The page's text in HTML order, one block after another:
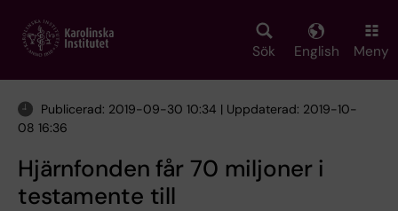
main
Sök English Meny
Publicerad: 2019-09-30 10:34 | Uppdaterad: 2019-10-
08 16:36
Hjärnfonden får 70 miljoner i
testamente till